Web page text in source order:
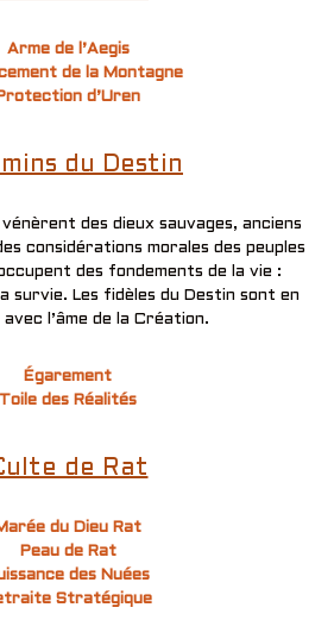
Arme de l’Aegis
de la Montagne
d’Uren
du Destin
des dieux sauvages, anciens
considérations morales des peuples
des fondements de la vie :
survie. Les fidèles du Destin sont en
avec l’âme de la Création.
Égarement
Toile des Réalités
de Rat
du Dieu Rat
Peau de Rat
des Nuées
Stratégique